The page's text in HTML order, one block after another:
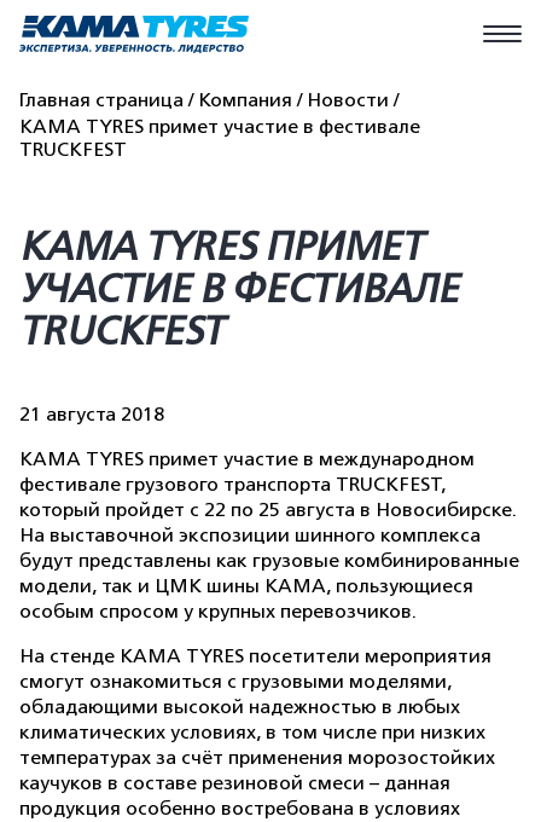
Главная страница Компания
Новости
KAMA TYRES примет участие в фестивале
TRUCKFEST
KAMA TYRES ПРИМЕТ
УЧАСТИЕ В ФЕСТИВАЛЕ
TRUCKFEST
21 августа 2018
KAMA TYRES примет участие в международном
фестивале грузового транспорта TRUCKFEST,
который пройдет с 22 по 25 августа в Новосибирске.
На выставочной экспозиции шинного комплекса
будут представлены как грузовые комбинированные
модели, так и ЦМК шины КАМА, пользующиеся
особым спросом у крупных перевозчиков.
На стенде KAMA TYRES посетители мероприятия
смогут ознакомиться с грузовыми моделями,
обладающими высокой надежностью в любых
климатических условиях, в том числе при низких
температурах за счёт применения морозостойких
каучуков в составе резиновой смеси – данная
продукция особенно востребована в условиях